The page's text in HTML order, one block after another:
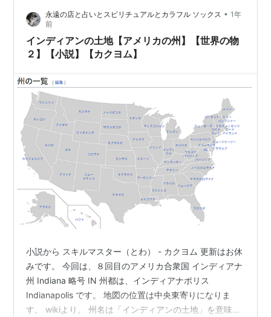
永遠の店と占いとスピリチュアルとカラフル ソックス • 1年
前
インディアンの土地【アメリカの州】【世界の物
２】【小説】【カクヨム】
小説から スキルマスター（とわ） - カクヨム 更新はお休
みです。 今回は、８回目のアメリカ合衆国 インディアナ
州 Indiana 略号 IN 州都は、インディアナポリス
Indianapolis です。 地図の位置は中央東寄りになりま
す。 wikiより。 州名は「インディアンの土地」を意味す